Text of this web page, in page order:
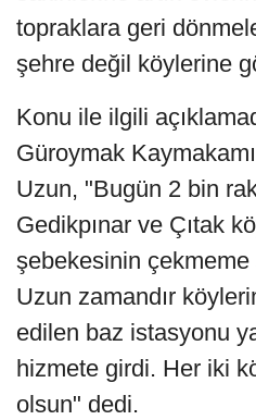
topraklara geri
şehre değil köylerine
Konu ile ilgili
Güroymak
Uzun, "Bugün 2 bin
Gedikpınar ve Çıtak
şebekesinin çekmeme
Uzun zamandır
edilen baz istasyonu
hizmete girdi. Her iki
olsun" dedi.